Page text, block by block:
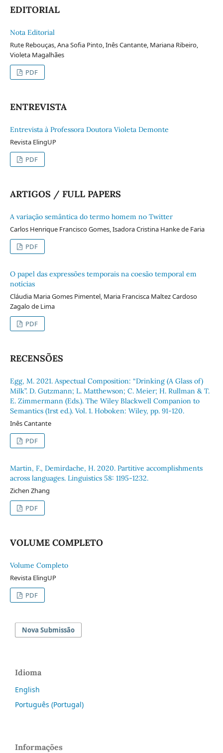
EDITORIAL
Nota Editorial
Rute Rebouças, Ana Sofia Pinto, Inês Cantante, Mariana Ribeiro,
Violeta Magalhães
PDF
ENTREVISTA
Entrevista à Professora Doutora Violeta Demonte
Revista ElingUP
PDF
ARTIGOS / FULL PAPERS
A variação semântica do termo homem no Twitter
Carlos Henrique Francisco Gomes, Isadora Cristina Hanke de Faria
PDF
O papel das expressões temporais na coesão temporal em
notícias
Cláudia Maria Gomes Pimentel, Maria Francisca Maltez Cardoso
Zagalo de Lima
PDF
RECENSÕES
Egg, M. 2021. Aspectual Composition: “Drinking (A Glass of)
Milk”. D. Gutzmann; L. Matthewson; C. Meier; H. Rullman & T.
E. Zimmermann (Eds.). The Wiley Blackwell Companion to
Semantics (1rst ed.). Vol. 1. Hoboken: Wiley, pp. 91-120.
Inês Cantante
PDF
Martin, F., Demirdache, H. 2020. Partitive accomplishments
across languages. Linguistics 58: 1195-1232.
Zichen Zhang
PDF
VOLUME COMPLETO
Volume Completo
Revista ElingUP
PDF
Nova Submissão
Idioma
English
Português (Portugal)
Informações